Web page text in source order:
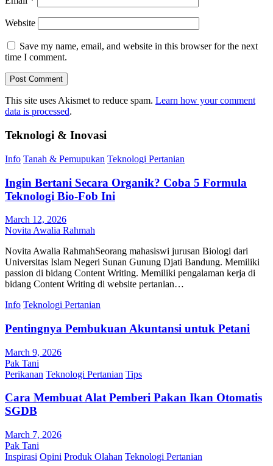
Website
Save my name, email, and website in this browser for the next
time I comment.
This site uses Akismet to reduce spam. Learn how your comment
data is processed.
Teknologi & Inovasi
Info Tanah & Pemupukan Teknologi Pertanian
Ingin Bertani Secara Organik? Coba 5 Formula
Teknologi Bio-Fob Ini
March 12, 2026
Novita Awalia Rahmah
Novita Awalia RahmahSeorang mahasiswi jurusan Biologi dari
Universitas Islam Negeri Sunan Gunung Djati Bandung. Memiliki
passion di bidang Content Writing. Memiliki pengalaman kerja di
bidang Content Writing di website pertanian…
Info Teknologi Pertanian
Pentingnya Pembukuan Akuntansi untuk Petani
March 9, 2026
Pak Tani
Perikanan Teknologi Pertanian Tips
Cara Membuat Alat Pemberi Pakan Ikan Otomatis
SGDB
March 7, 2026
Pak Tani
Inspirasi Opini Produk Olahan Teknologi Pertanian